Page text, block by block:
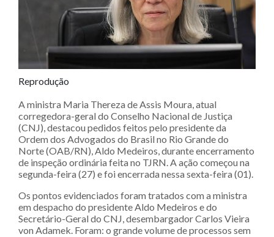
Reprodução
A ministra Maria Thereza de Assis Moura, atual
corregedora-geral do Conselho Nacional de Justiça
(CNJ), destacou pedidos feitos pelo presidente da
Ordem dos Advogados do Brasil no Rio Grande do
Norte (OAB/RN), Aldo Medeiros, durante encerramento
de inspeção ordinária feita no TJRN. A ação começou na
segunda-feira (27) e foi encerrada nessa sexta-feira (01).
Os pontos evidenciados foram tratados com a ministra
em despacho do presidente Aldo Medeiros e do
Secretário-Geral do CNJ, desembargador Carlos Vieira
von Adamek. Foram: o grande volume de processos sem